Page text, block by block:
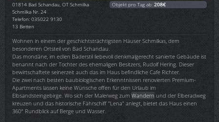
01814 Bad Schandau, OT Schmilka
Schmilka Nr. 24
Telefon: 035022 9130
13 Betten
Objekt pro Tag ab: 208€
Wohnen in einem der geschichtsträchtigsten Häuser Schmilkas, dem
besonderen Ortsteil von Bad Schandau.
Das mondäne, im edlen Bäderstil liebevoll denkmalgerecht sanierte Gebäude ist
benannt nach der Tochter des ehemaligen Besitzers, Rudolf Hering. Dieser
bewirtschaftete seinerzeit auch das im Haus befindliche Cafe Richter.
Die zwei nach besten baubiologischen Erkenntnissen renovierten Premium-
Apartments lassen keine Wünsche offen für den Urlaub im
Elbsandsteingebirge. Wo sich der Malerweg zum Wandern und der Elberadweg
kreuzen und das historische Fährschiff "Lena" anlegt, bietet das Haus einen
360° Rundblick auf Berge und Wasser.